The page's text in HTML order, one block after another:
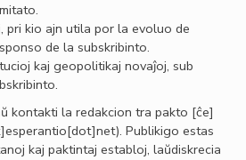
pri kio ajn utila por la evoluo de
de la subskribinto.
kaj geopolitikaj novaĵoj, sub
kontakti la redakcion tra pakto [ĉe]
. Publikigo estas
kaj paktintaj establoj, laŭdiskrecia